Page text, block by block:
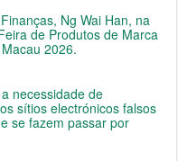
Ng Wai Han, na
de Produtos de Marca
2026.
necessidade de
sítios electrónicos falsos
se fazem passar por